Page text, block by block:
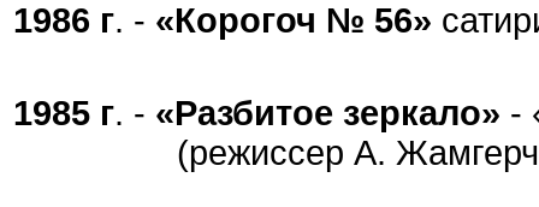
1986 г. - «Корогоч № 56»
1985 г. - «Разбитое зеркало» -
(режиссер А.